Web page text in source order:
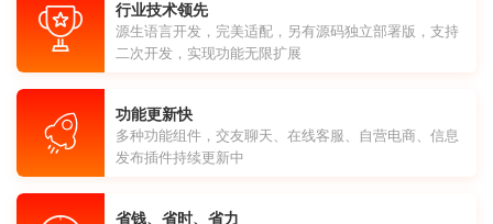
行业技术领先
源生语言开发，完美适配，另有源码独立部署版，支持
二次开发，实现功能无限扩展
功能更新快
多种功能组件，交友聊天、在线客服、自营电商、信息
发布插件持续更新中
省钱、省时、省力